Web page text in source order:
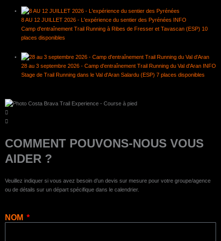
8 AU 12 JUILLET 2026 - L'expérience du sentier des Pyrénées
INFO
Camp d'entraînement Trail Running à Ribes de Fresser et Tavascan (ESP) 10
places disponibles
28 au 3 septembre 2026 - Camp d'entraînement Trail Running du Val d'Aran INFO
Stage de Trail Running dans le Val d'Aran Salardu (ESP) 7 places disponibles
COMMENT POUVONS-NOUS VOUS
AIDER ?
Veuillez indiquer si vous avez besoin d’un devis sur mesure pour votre groupe/agence
ou de détails sur un départ spécifique dans le calendrier.
NOM